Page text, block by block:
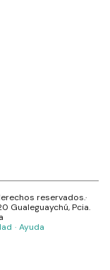
reservados.·
Gualeguaychú, Pcia.
· Ayuda